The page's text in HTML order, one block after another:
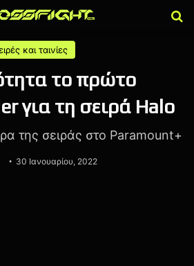
και ταινίες
το πρώτο
για τη σειρά Halo
της σειράς στο Paramount+
30 Ιανουαρίου, 2022